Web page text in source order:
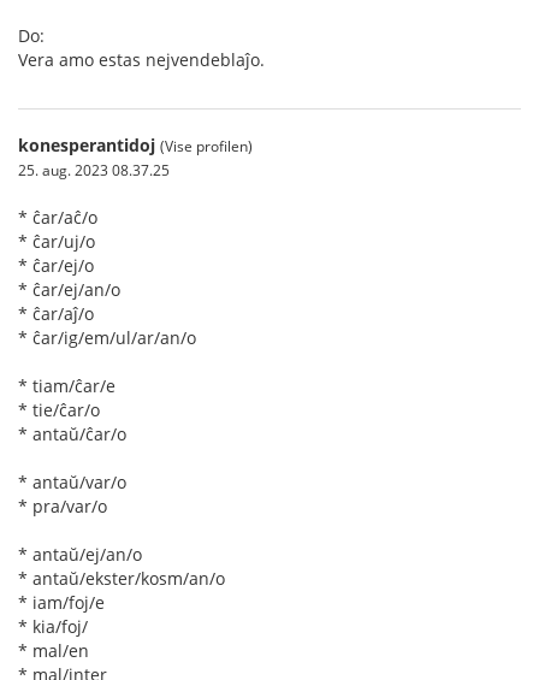
Do:
Vera amo estas nejvendeblaĵo.
konesperantidoj (Vise profilen)
25. aug. 2023 08.37.25
* ĉar/aĉ/o
* ĉar/uj/o
* ĉar/ej/o
* ĉar/ej/an/o
* ĉar/aĵ/o
* ĉar/ig/em/ul/ar/an/o
* tiam/ĉar/e
* tie/ĉar/o
* antaŭ/ĉar/o
* antaŭ/var/o
* pra/var/o
* antaŭ/ej/an/o
* antaŭ/ekster/kosm/an/o
* iam/foj/e
* kia/foj/
* mal/en
* mal/inter